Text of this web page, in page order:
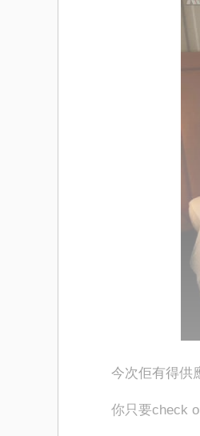
今次佢有得供
你只要check